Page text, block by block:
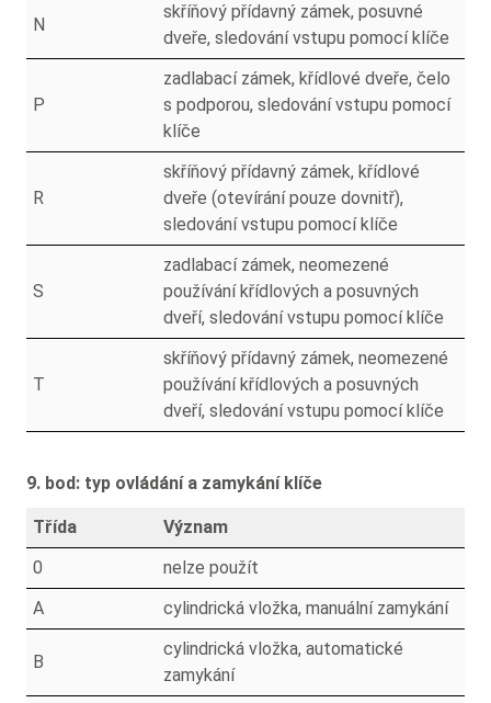
N
skříňový přídavný zámek, posuvné
dveře, sledování vstupu pomocí klíče
P
zadlabací zámek, křídlové dveře, čelo
s podporou, sledování vstupu pomocí
klíče
R
skříňový přídavný zámek, křídlové
dveře (otevírání pouze dovnitř),
sledování vstupu pomocí klíče
S
zadlabací zámek, neomezené
používání křídlových a posuvných
dveří, sledování vstupu pomocí klíče
T
skříňový přídavný zámek, neomezené
používání křídlových a posuvných
dveří, sledování vstupu pomocí klíče
9. bod: typ ovládání a zamykání klíče
Třída
Význam
0
nelze použít
A
cylindrická vložka, manuální zamykání
B
cylindrická vložka, automatické
zamykání